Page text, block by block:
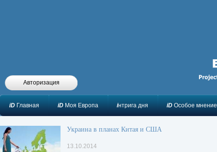
Авторизация
iD Главная iD Моя Европа iнтрига дня iD Особое мнение
Украина в планах Китая и США
13.10.2014